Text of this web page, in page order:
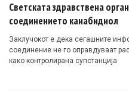
Светската здравствена
соединението канабидиол
Заклучокот е дека сегашните
соединение не го оправдуваат
како контролирана супстанција